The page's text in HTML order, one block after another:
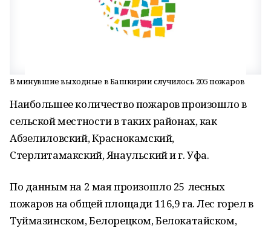
В минувшие выходные в Башкирии случилось 205 пожаров
Наибольшее количество пожаров произошло в
сельской местности в таких районах, как
Абзелиловский, Краснокамский,
Стерлитамакский, Янаульский и г. Уфа.
По данным на 2 мая произошло 25 лесных
пожаров на общей площади 116,9 га. Лес горел в
Туймазинском, Белорецком, Белокатайском,